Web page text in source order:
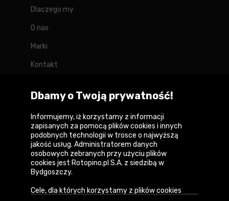
Dlaczego my
O nas
Marki
Kontakt
Forum
Copyright © 2026
Polityka prywatności i zasady korzystania z
serwisu
Informacja o plikach cookies
Dbamy o Twoją prywatność!
Informujemy, iż korzystamy z informacji
zapisanych za pomocą plików cookies i innych
podobnych technologii w trosce o najwyższą
jakość usług. Administratorem danych
osobowych zebranych przy użyciu plików
cookies jest Rotopino.pl S.A. z siedzibą w
Bydgoszczy.
Cele, dla których korzystamy z plików cookies